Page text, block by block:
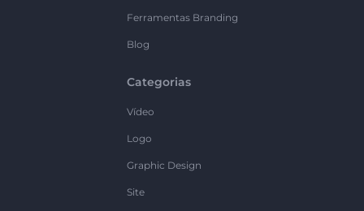
Ferramentas Branding
Blog
Categorias
Vídeo
Logo
Graphic Design
Site